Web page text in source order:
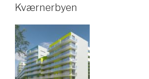
Kværnerbyen